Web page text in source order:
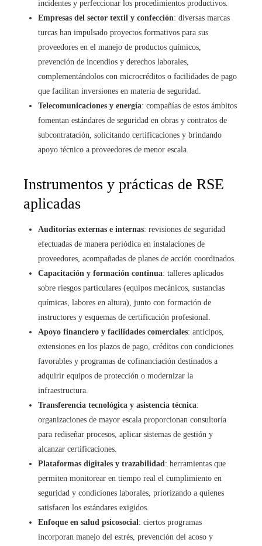
incidentes y perfeccionar los procedimientos productivos.
Empresas del sector textil y confección: diversas marcas
turcas han impulsado proyectos formativos para sus
proveedores en el manejo de productos químicos,
prevención de incendios y derechos laborales,
complementándolos con microcréditos o facilidades de pago
que facilitan inversiones en materia de seguridad.
Telecomunicaciones y energía: compañías de estos ámbitos
fomentan estándares de seguridad en obras y contratos de
subcontratación, solicitando certificaciones y brindando
apoyo técnico a proveedores de menor escala.
Instrumentos y prácticas de RSE
aplicadas
Auditorías externas e internas: revisiones de seguridad
efectuadas de manera periódica en instalaciones de
proveedores, acompañadas de planes de acción coordinados.
Capacitación y formación continua: talleres aplicados
sobre riesgos particulares (equipos mecánicos, sustancias
químicas, labores en altura), junto con formación de
instructores y esquemas de certificación profesional.
Apoyo financiero y facilidades comerciales: anticipos,
extensiones en los plazos de pago, créditos con condiciones
favorables y programas de cofinanciación destinados a
adquirir equipos de protección o modernizar la
infraestructura.
Transferencia tecnológica y asistencia técnica:
organizaciones de mayor escala proporcionan consultoría
para rediseñar procesos, aplicar sistemas de gestión y
alcanzar certificaciones.
Plataformas digitales y trazabilidad : herramientas que
permiten monitorear en tiempo real el cumplimiento en
seguridad y condiciones laborales, priorizando a quienes
satisfacen los estándares exigidos.
Enfoque en salud psicosocial : ciertos programas
incorporan manejo del estrés, prevención del acoso y